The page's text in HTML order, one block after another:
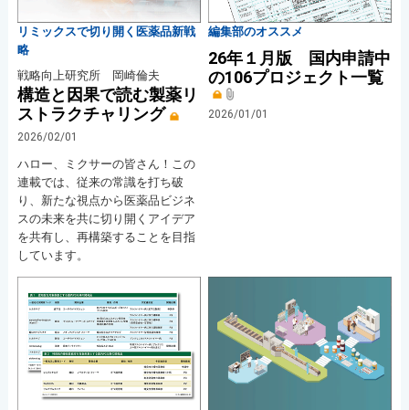
リミックスで切り開く医薬品新戦
略
戦略向上研究所 岡崎倫夫
構造と因果で読む製薬リ
ストラクチャリング
2026/02/01
ハロー、ミクサーの皆さん！この
連載では、従来の常識を打ち破
り、新たな視点から医薬品ビジネ
スの未来を共に切り開くアイデア
を共有し、再構築することを目指
しています。
編集部のオススメ
26年１月版 国内申請中
の106プロジェクト一覧
2026/01/01